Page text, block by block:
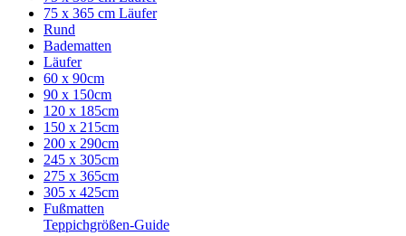
75 x 365 cm Läufer
Rund
Badematten
Läufer
60 x 90cm
90 x 150cm
120 x 185cm
150 x 215cm
200 x 290cm
245 x 305cm
275 x 365cm
305 x 425cm
Fußmatten
Teppichgrößen-Guide